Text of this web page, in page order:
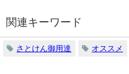
関連キーワード
さとけん御用達 オススメ